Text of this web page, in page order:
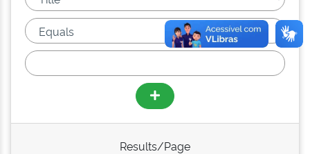
Results/Page